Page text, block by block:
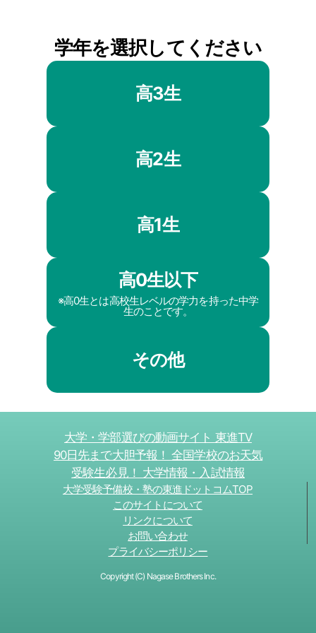
学年を選択してください
高3生
高2生
高1生
高0生以下
※高0生とは高校生レベルの学力を持った中学
生のことです。
その他
大学・学部選びの動画サイト 東進TV
90日先まで大胆予報！ 全国学校のお天気
受験生必見！ 大学情報・入試情報
大学受験予備校・塾の東進ドットコムTOP
このサイトについて
リンクについて
お問い合わせ
プライバシーポリシー
Copyright (C) Nagase Brothers Inc.